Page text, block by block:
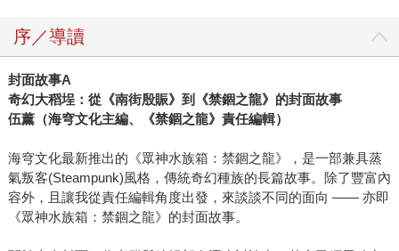
序／導讀
封面故事A
奇幻大稻埕：從《南街殷賑》到《禁錮之龍》的封面故事
伍薰（海穹文化主編、《禁錮之龍》責任編輯）
海穹文化最新推出的《眾神水族箱：禁錮之龍》，是一部兼具蒸
氣叛客(Steampunk)風格，傳統奇幻種族的長篇故事。除了豐富內
容外，且讓我從責任編輯角度出發，來談談不同的面向 ―― 亦即
《眾神水族箱：禁錮之龍》的封面故事。